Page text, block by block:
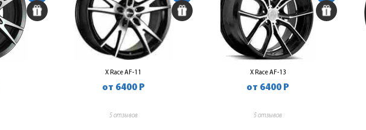
X Race AF-11
от 6400 Р
5 отзывов
X Race AF-13
от 6400 Р
5 отзывов